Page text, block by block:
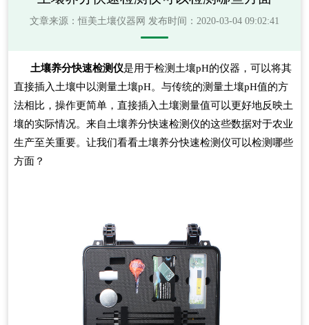
文章来源：恒美土壤仪器网 发布时间：2020-03-04 09:02:41
土壤养分快速检测仪是用于检测土壤pH的仪器，可以将其
直接插入土壤中以测量土壤pH。与传统的测量土壤pH值的方
法相比，操作更简单，直接插入土壤测量值可以更好地反映土
壤的实际情况。来自土壤养分快速检测仪的这些数据对于农业
生产至关重要。让我们看看土壤养分快速检测仪可以检测哪些
方面？